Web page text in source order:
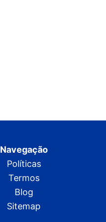
Navegação
Políticas
Termos
Blog
Sitemap